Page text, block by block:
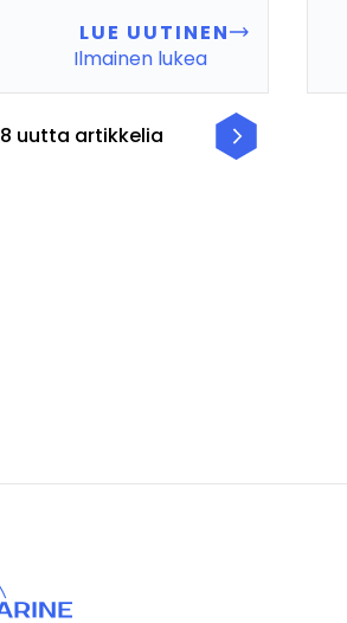
LUE UUTINEN
Ilmainen lukea
8 uutta artikkelia